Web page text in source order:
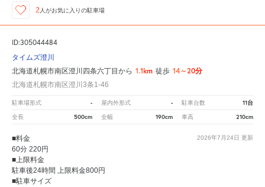
2 人がお気に入りの駐車場
ID:305044484
タイムズ澄川
北海道札幌市南区澄川四条六丁目から 1.1km 徒歩 14～20分
北海道札幌市南区澄川3条1-46
駐車場形式 - 屋内外形式 - 駐車台数 11台
全長 500cm 全幅 190cm 車高 210cm
2026年7月24日 更新
■料金
60分 220円
■上限料金
駐車後24時間 上限料金800円
■駐車サイズ